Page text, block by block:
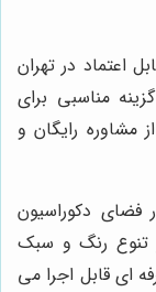
اعتماد در تهران
مناسبی برای
مشاوره رایگان و
فضای دکوراسیون
تنوع رنگ و سبک
ای قابل اجرا می